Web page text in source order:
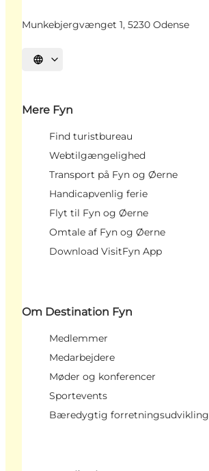
Munkebjergvænget 1, 5230 Odense
Vælg sprog
Mere Fyn
Find turistbureau
Webtilgængelighed
Transport på Fyn og Øerne
Handicapvenlig ferie
Flyt til Fyn og Øerne
Omtale af Fyn og Øerne
Download VisitFyn App
Om Destination Fyn
Medlemmer
Medarbejdere
Møder og konferencer
Sportevents
Bæredygtig forretningsudvikling